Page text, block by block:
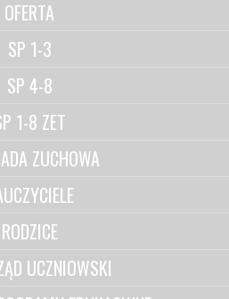
OFERTA
SP 1-3
SP 4-8
1-8 ZET
ZUCHOWA
RODZICE
UCZNIOWSKI